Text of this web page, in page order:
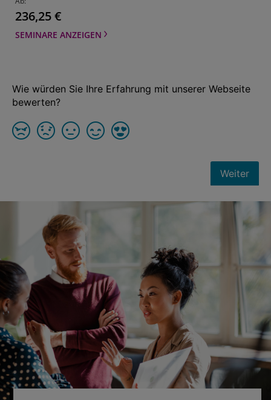
Primary Scale of Intelligence - Fourth
TESTVERFAHREN ANZEIGEN
Testdurchführung und Auswertung
TESTVERFAHREN ANZEIGEN
BASC-3 BESS| Behavioral and Emotional
Screening System
TESTVERFAHREN ANZEIGEN
BASC-3 | Behavior Assessment System
for Children, Third Edition
TESTVERFAHREN ANZEIGEN
236,25 €
SEMINARE ANZEIGEN